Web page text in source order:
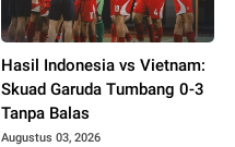
Hasil Indonesia vs Vietnam:
Skuad Garuda Tumbang 0-3
Tanpa Balas
Augustus 03, 2026